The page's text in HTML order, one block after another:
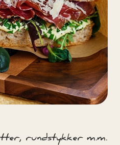
rundstykker m.m.